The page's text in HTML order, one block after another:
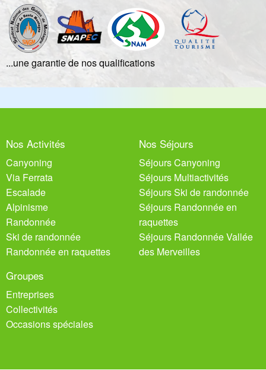
...une garantie de nos qualifications
Nos Activités
Canyoning
Via Ferrata
Escalade
Alpinisme
Randonnée
Ski de randonnée
Randonnée en raquettes
Nos Séjours
Séjours Canyoning
Séjours Multiactivités
Séjours Ski de randonnée
Séjours Randonnée en
raquettes
Séjours Randonnée Vallée
des Merveilles
Groupes
Entreprises
Collectivités
Occasions spéciales